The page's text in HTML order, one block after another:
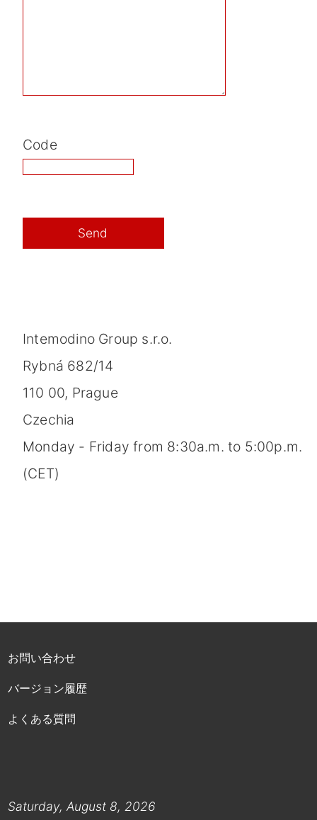
Code
Intemodino Group s.r.o.
Rybná 682/14
110 00, Prague
Czechia
Monday - Friday from 8:30a.m. to 5:00p.m.
(CET)
お問い合わせ
バージョン履歴
よくある質問
Saturday, August 8, 2026